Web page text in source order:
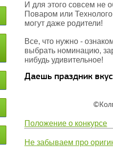
И для этого совсем не
Поваром или
могут даже родители!
Все, что нужно -
выбрать номинацию,
нибудь удивительное!
Даешь праздник
Положение о конкурсе
Не забываем про